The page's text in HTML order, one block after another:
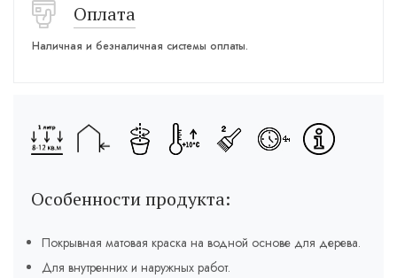
Оплата
Наличная и безналичная системы оплаты.
Особенности продукта:
Покрывная матовая краска на водной основе для дерева.
Для внутренних и наружных работ.